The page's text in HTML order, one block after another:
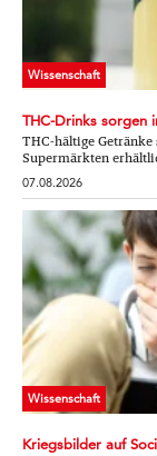
Wissenschaft
THC-Drinks sorgen
THC-hältige
Supermärkten
07.08.2026
Wissenschaft
Kriegsbilder auf